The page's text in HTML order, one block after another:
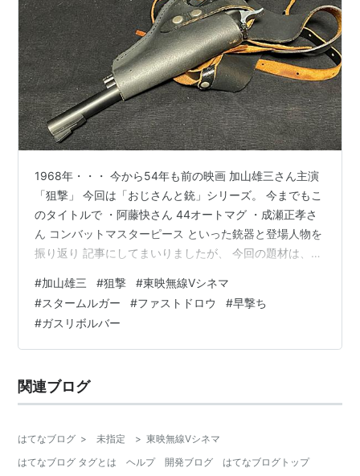
1968年・・・ 今から54年も前の映画 加山雄三さん主演
「狙撃」 今回は「おじさんと銃」シリーズ。 今までもこ
のタイトルで ・阿藤快さん 44オートマグ ・成瀬正孝さ
ん コンバットマスターピース といった銃器と登場人物を
振り返り 記事にしてまいりましたが、 今回の題材は、な
で 最後の対決に選んだモデル・・・ この手に握られてい
た拳銃・・・ そうです。 今回記事にする拳銃はなんと！
コレです！ どん！ マルシン ガスリボルバー スーパーブ
ラックホーク MAXI 7.5インチ 8㎜BB弾 のハコに収めら
#加山雄三 #狙撃 #東映無線Ⅴシネマ
#スタームルガー #ファストドロウ #早撃ち
#ガスリボルバー
関連ブログ
はてなブログ > 未指定 > 東映無線Ⅴシネマ
はてなブログ タグとは
ヘルプ 開発ブログ はてなブログトップ